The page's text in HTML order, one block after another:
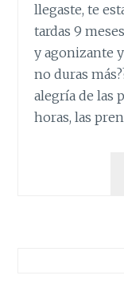
llegaste, te
tardas 9
y agonizante
no duras
alegría de las
horas, las